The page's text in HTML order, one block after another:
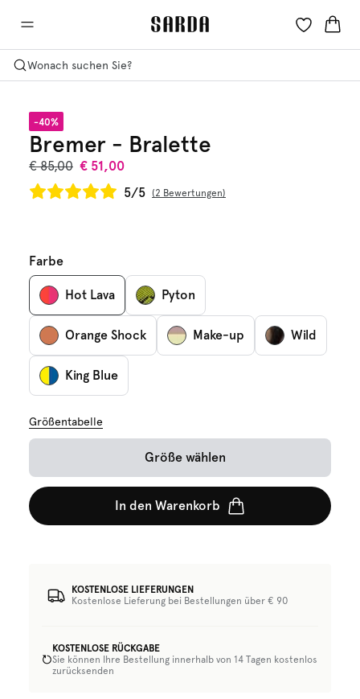
Wonach suchen Sie?
-40%
Bremer - Bralette
€ 85,00 € 51,00
5/5
2 Bewertungen
Farbe
Hot Lava Pyton
Orange Shock Make-up Wild
King Blue
Größentabelle
Größe wählen
In den Warenkorb
KOSTENLOSE LIEFERUNGEN
Kostenlose Lieferung bei Bestellungen über € 90
KOSTENLOSE RÜCKGABE
Sie können Ihre Bestellung innerhalb von 14 Tagen kostenlos
zurücksenden